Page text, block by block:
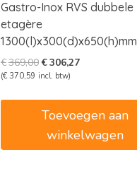
Gastro-Inox RVS dubbele
etagère
1300(l)x300(d)x650(h)mm
€369,00Oorspronkelijke
prijs
€306,27Huidige
(€ 370,59 incl. btw)
Toevoegen aan
winkelwagen